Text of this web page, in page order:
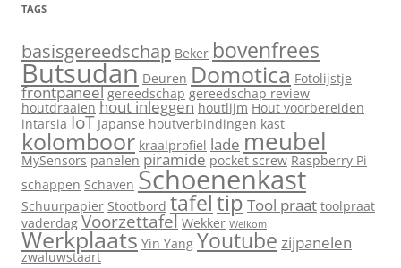
TAGS
basisgereedschap Beker bovenfrees
Butsudan Deuren Domotica Fotolijstje
frontpaneel gereedschap gereedschap review
houtdraaien hout inleggen houtlijm Hout voorbereiden
intarsia IoT Japanse houtverbindingen kast
kolomboor kraalprofiel lade meubel
MySensors panelen piramide pocket screw Raspberry Pi
schappen Schaven Schoenenkast
Schuurpapier Stootbord tafeltipTool praat toolpraat
vaderdag Voorzettafel Wekker Welkom
Werkplaats Yin Yang Youtube zijpanelen
zwaluwstaart